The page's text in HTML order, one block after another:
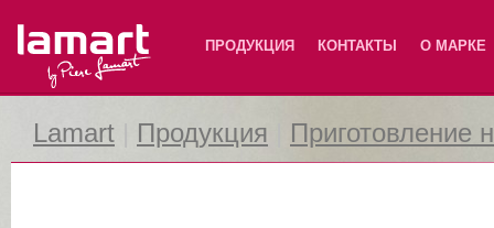
Lamart ПРОДУКЦИЯ КОНТАКТЫ О МАРКЕ
Lamart Продукция Приготовление